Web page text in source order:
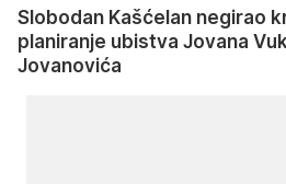
Slobodan Kašćelan negirao
planiranje ubistva Jovana
Jovanovića